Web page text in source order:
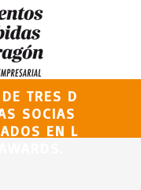
TRES D
SOCIAS
EN L